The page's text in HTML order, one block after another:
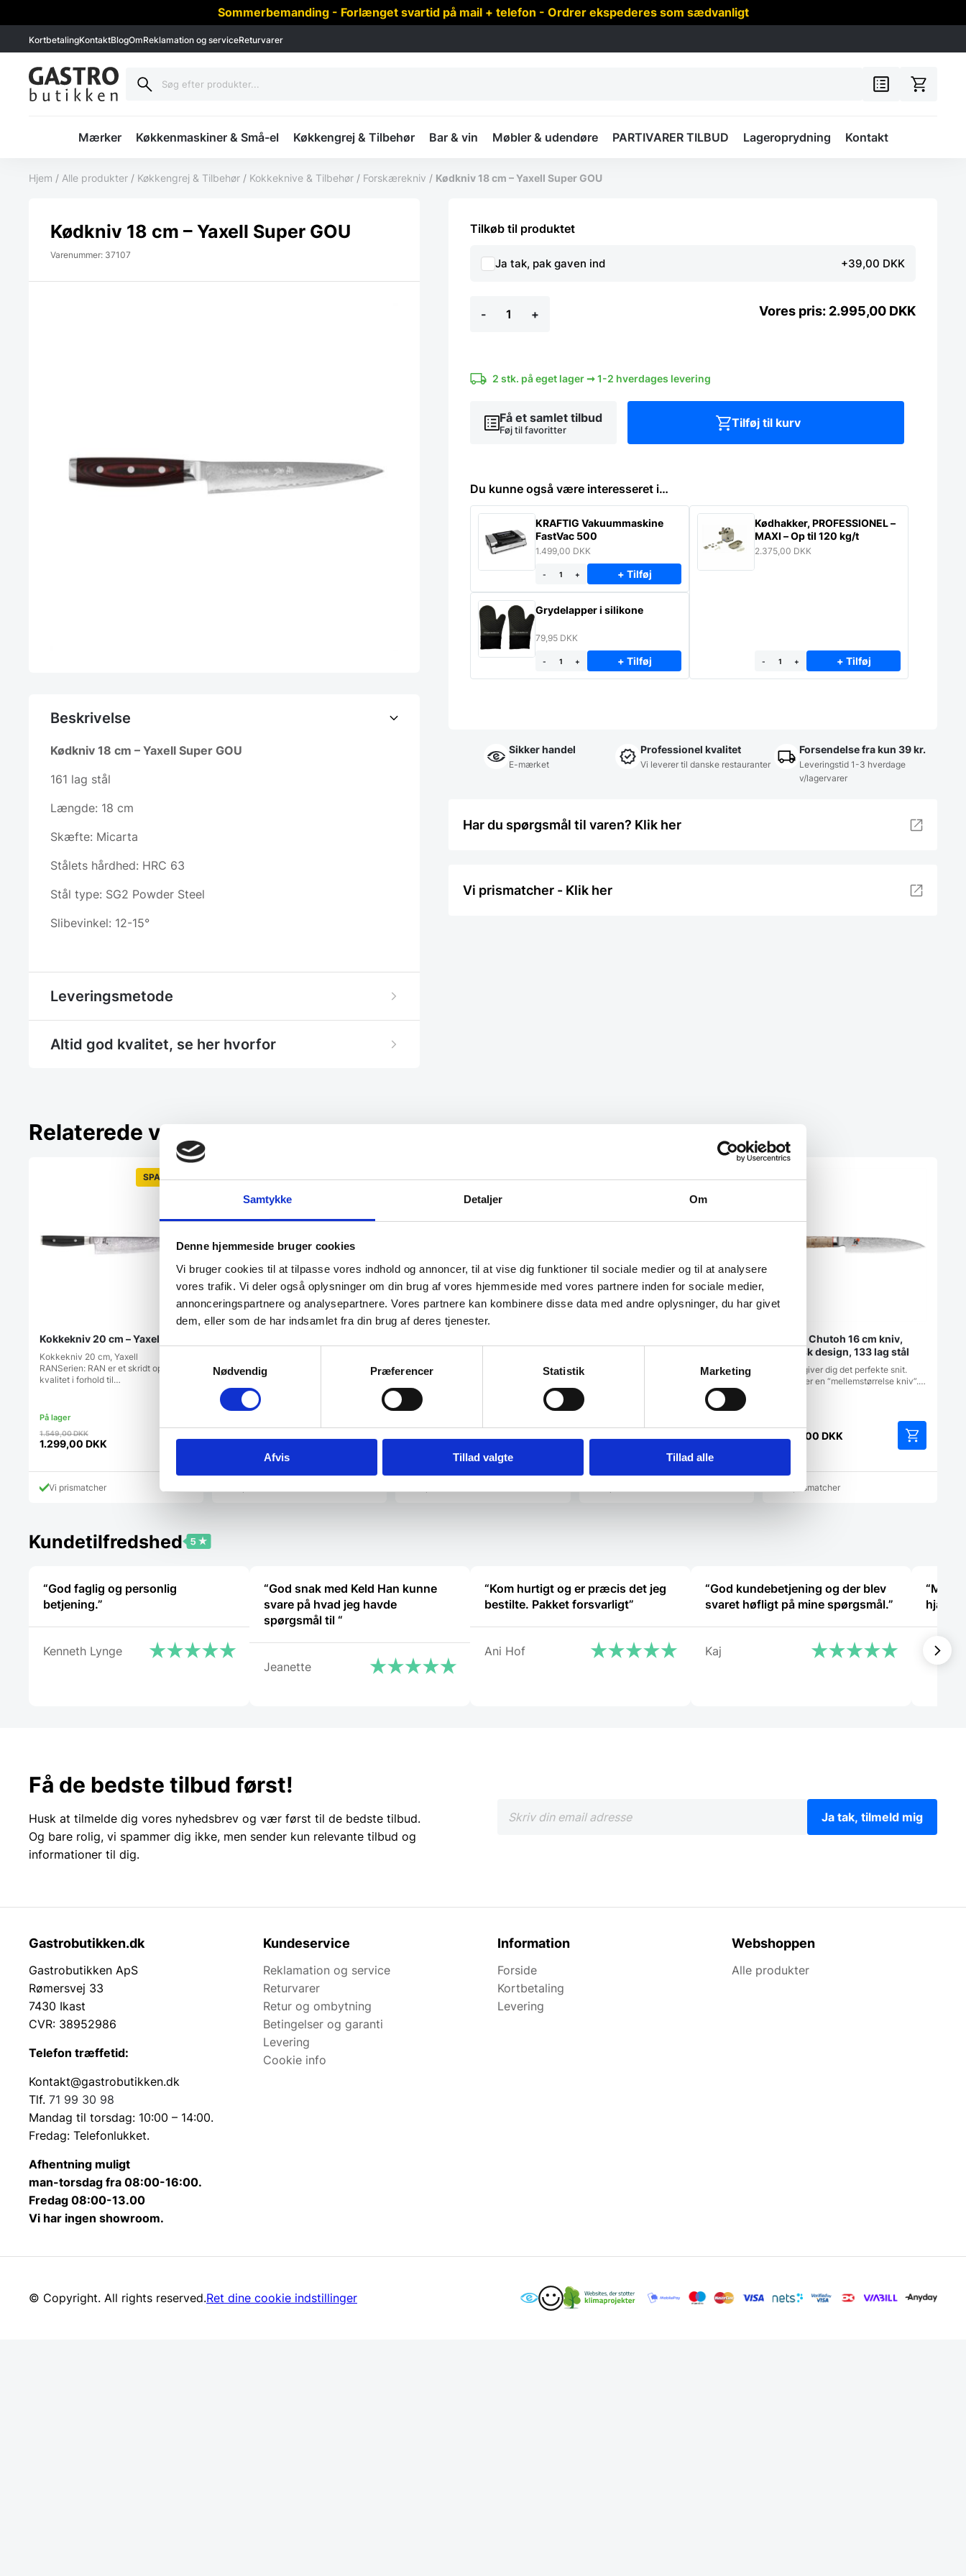
Samtykke Detaljer Om
Denne hjemmeside bruger cookies
Vi bruger cookies til at tilpasse vores indhold og annoncer, til at vise dig funktioner til sociale medier og til at analysere
vores trafik. Vi deler også oplysninger om din brug af vores hjemmeside med vores partnere inden for sociale medier,
annonceringspartnere og analysepartnere. Vores partnere kan kombinere disse data med andre oplysninger, du har givet
dem, eller som de har indsamlet fra din brug af deres tjenester.
Nødvendig
Præferencer Statistik Marketing
Afvis Tillad valgte Tillad alle
Sommerbemanding - Forlænget svartid på mail + telefon - Ordrer ekspederes som sædvanligt
KortbetalingKontaktBlogOmReklamation og serviceReturvarer
Mærker Køkkenmaskiner & Små-el Køkkengrej & Tilbehør Bar & vin Møbler & udendøre PARTIVARER TILBUD Lageroprydning Kontakt
Hjem / Alle produkter / Køkkengrej & Tilbehør / Kokkeknive & Tilbehør / Forskærekniv / Kødkniv 18 cm – Yaxell Super GOU
Kødkniv 18 cm – Yaxell Super GOU
Varenummer: 37107
Beskrivelse
Kødkniv 18 cm – Yaxell Super GOU
161 lag stål
Længde: 18 cm
Skæfte: Micarta
Stålets hårdhed: HRC 63
Stål type: SG2 Powder Steel
Slibevinkel: 12-15°
Leveringsmetode
Altid god kvalitet, se her hvorfor
Tilkøb til produktet
Ja tak, pak gaven ind +39,00 DKK
-
18
GOU
+ 2.995,00 DKK
2 stk. på eget lager ➞ 1-2 hverdages levering
Få et samlet tilbud
Føj til favoritter Tilføj til kurv
Du kunne også være interesseret i…
KRAFTIG Vakuummaskine
FastVac 500
1.499,00 DKK
- + + Tilføj
Grydelapper i silikone
79,95 DKK
- + + Tilføj
Kødhakker, PROFESSIONEL –
MAXI – Op til 120 kg/t
2.375,00 DKK
- + + Tilføj
Sikker handel
E-mærket
Professionel kvalitet
Vi leverer til danske restauranter
Forsendelse fra kun 39 kr.
Leveringstid 1-3 hverdage
v/lagervarer
Har du spørgsmål til varen? Klik her
Vi prismatcher - Klik her
Relaterede varer
SPAR 16%
Kokkekniv 20 cm – Yaxell RAN
Kokkekniv 20 cm, Yaxell
RANSerien: RAN er et skridt op i
kvalitet i forhold til…
1.549,00DKKDen
oprindelige
var:
1.549,00 DKK.
1.299,00 DKK
aktuelle
pris
er:Vi prismatcher
porcelæn fra Amalie-serien. Med en
diameter…
SPAR 31%
Miyabi giver dig det perfekte
bruges primært til…
Den
oprindelige
pris
er:
Termobakke fra Hendi
Termobakke inkl. 2 stk køleelementer
+ 1 stk. låg. Måler: 430x290x(H)150
Miyabi Chutoh 16 cm kniv,
Damask design, 133 lag stål
Miyabi giver dig det perfekte snit.
Chutoh er en “mellemstørrelse kniv”.…
2.699,00 DKK
Vi prismatcher
Kundetilfredshed
“God faglig og personlig
betjening.”
Kenneth Lynge
“God snak med Keld Han kunne
svare på hvad jeg havde
spørgsmål til “
Jeanette
“Kom hurtigt og er præcis det jeg
bestilte. Pakket forsvarligt”
Ani Hof
“God kundebetjening og der blev
svaret høfligt på mine spørgsmål.”
Kaj Steffen
Få de bedste tilbud først!
Husk at tilmelde dig vores nyhedsbrev og vær først til de bedste tilbud.
Og bare rolig, vi spammer dig ikke, men sender kun relevante tilbud og
informationer til dig.
Ja tak, tilmeld mig
Gastrobutikken.dk
Gastrobutikken ApS
Rømersvej 33
7430 Ikast
CVR: 38952986
Telefon træffetid:
Kontakt@gastrobutikken.dk
Tlf. 71 99 30 98
Mandag til torsdag: 10:00 – 14:00.
Fredag: Telefonlukket.
Afhentning muligt
man-torsdag fra 08:00-16:00.
Fredag 08:00-13.00
Vi har ingen showroom.
Kundeservice
Reklamation og service
Returvarer
Retur og ombytning
Betingelser og garanti
Levering
Cookie info
Information
Forside
Kortbetaling
Levering
Webshoppen
Alle produkter
© Copyright. All rights reserved.Ret dine cookie indstillinger